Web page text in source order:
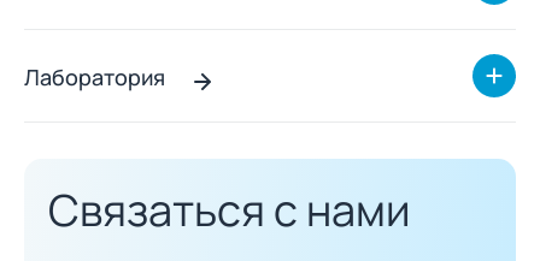
Лаборатория
Связаться с нами